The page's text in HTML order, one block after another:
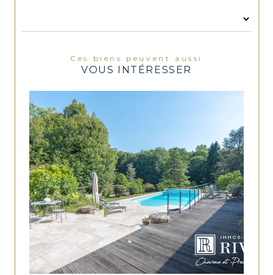
Ces biens peuvent aussi
VOUS INTÉRESSER